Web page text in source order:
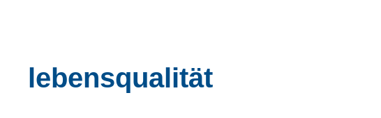
lebensqualität